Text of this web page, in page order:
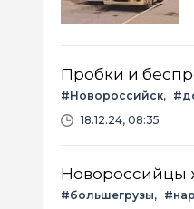
Пробки и
#Новороссийск
18.12.24, 08:35
Новороссийцы
#большегрузы